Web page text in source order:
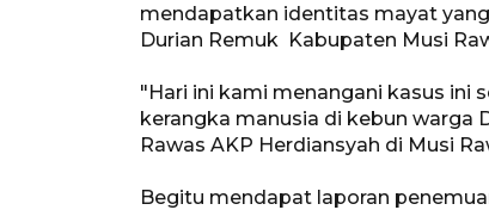
mendapatkan identitas mayat
Durian Remuk Kabupaten Musi
"Hari ini kami menangani kasus ini
kerangka manusia di kebun warga
Rawas AKP Herdiansyah di Musi
Begitu mendapat laporan